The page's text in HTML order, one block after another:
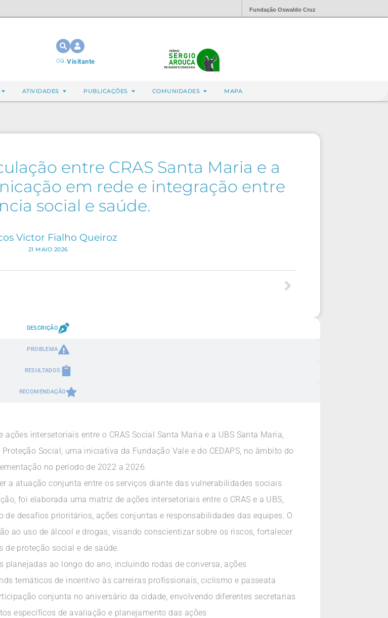
Fundação Oswaldo Cruz
Olá,Visitante
ATIVIDADES PUBLICAÇÕES COMUNIDADES MAPA
entre CRAS Santa Maria e a
em rede e integração entre
social e saúde.
Victor Fialho Queiroz
21 MAIO 2026
DESCRIÇÃO
PROBLEMA
RESULTADOS
RECOMENDAÇÃO
intersetoriais entre o CRAS Social Santa Maria e a UBS Santa Maria,
Social, uma iniciativa da Fundação Vale e do CEDAPS, no âmbito do
no período de 2022 a 2026.
a atuação conjunta entre os serviços diante das vulnerabilidades sociais
foi elaborada uma matriz de ações intersetoriais entre o CRAS e a UBS,
desafios prioritários, ações conjuntas e responsabilidades das equipes. O
ao uso de álcool e drogas, visando conscientizar sobre os riscos, fortalecer
proteção social e de saúde.
ao longo do ano, incluindo rodas de conversa, ações
temáticos de incentivo às carreiras profissionais, ciclismo e passeata
conjunta no aniversário da cidade, envolvendo diferentes secretarias
específicos de avaliação e planejamento das ações